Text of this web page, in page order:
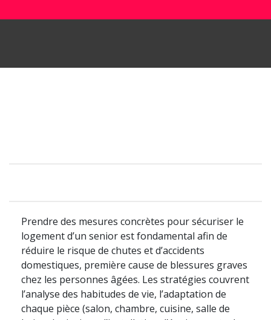
Prendre des mesures concrètes pour sécuriser le
logement d’un senior est fondamental afin de
réduire le risque de chutes et d’accidents
domestiques, première cause de blessures graves
chez les personnes âgées. Les stratégies couvrent
l’analyse des habitudes de vie, l’adaptation de
chaque pièce (salon, chambre, cuisine, salle de